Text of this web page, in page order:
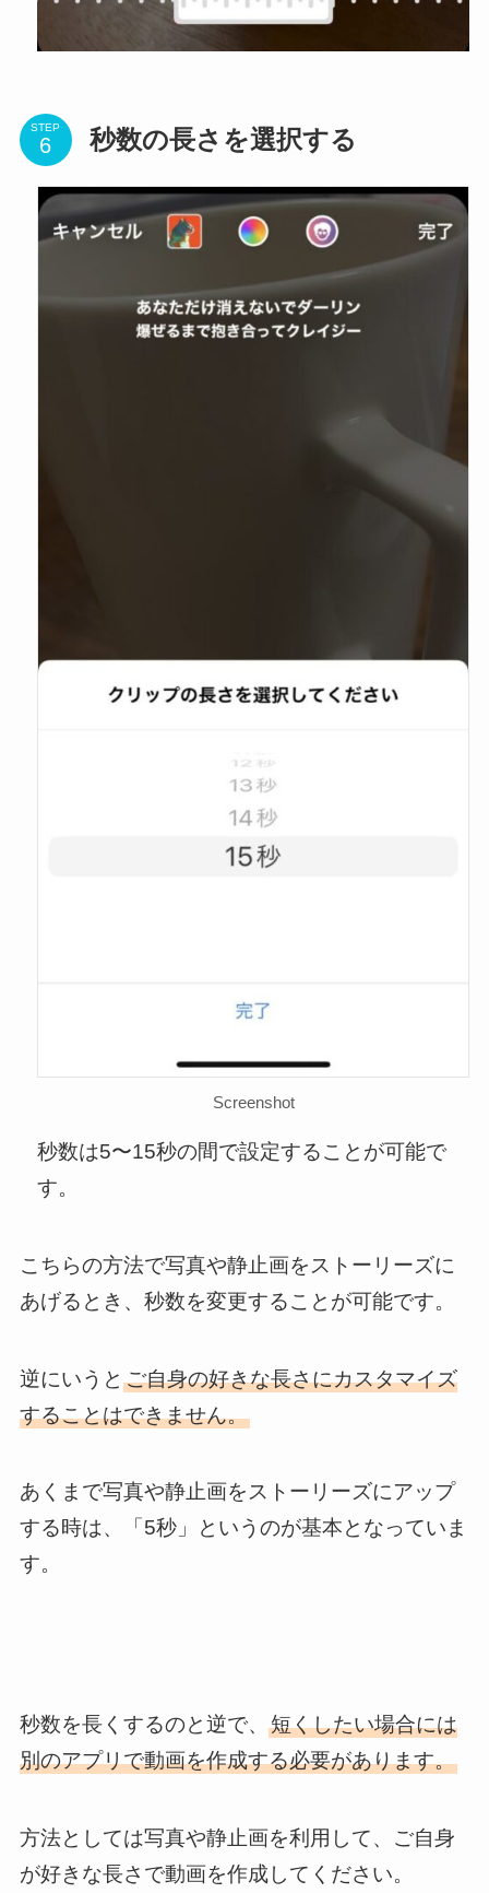
STEP 秒数の長さを選択する
Screenshot
秒数は5〜15秒の間で設定することが可能で
す。
こちらの方法で写真や静止画をストーリーズに
あげるとき、秒数を変更することが可能です。
逆にいうと ご自身の好きな長さにカスタマイズ
することはできません。
あくまで写真や静止画をストーリーズにアップ
する時は、「5秒」というのが基本となっていま
す。
秒数を長くするのと逆で、 短くしたい場合には
別のアプリで動画を作成する必要があります。
方法としては写真や静止画を利用して、ご自身
が好きな長さで動画を作成してください。